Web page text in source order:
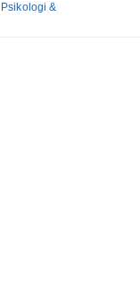
Psikologi &